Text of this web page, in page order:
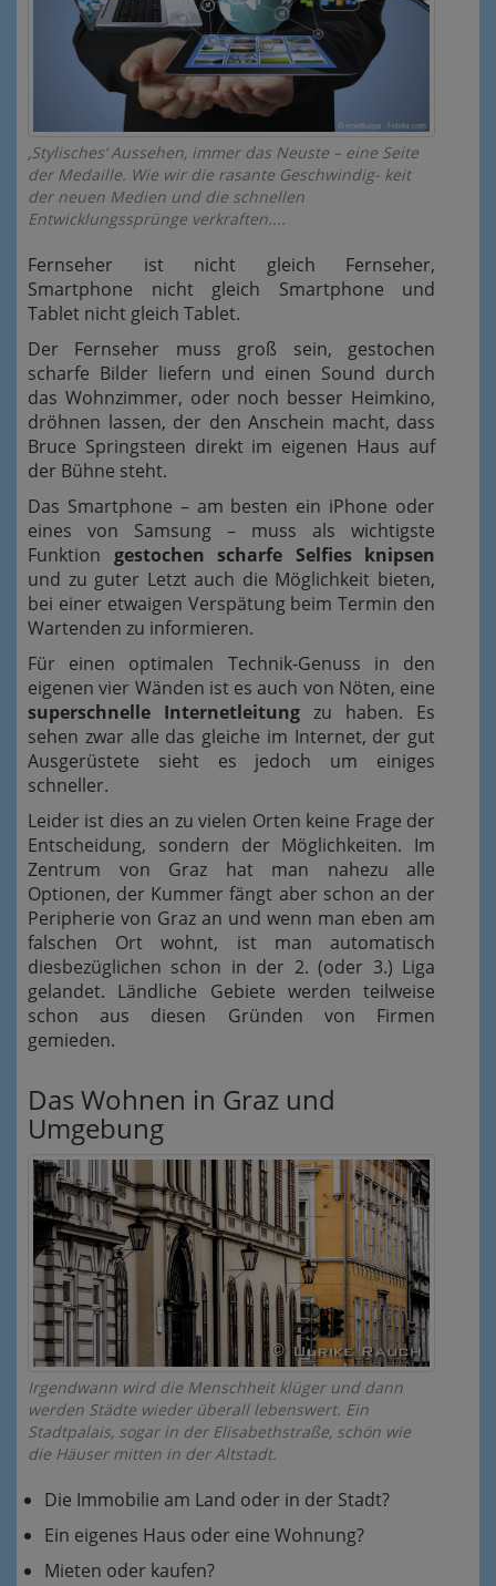
‚Stylisches‘ Aussehen, immer das Neuste – eine Seite
der Medaille. Wie wir die rasante Geschwindig- keit
der neuen Medien und die schnellen
Entwicklungssprünge verkraften....
Fernseher ist nicht gleich Fernseher,
Smartphone nicht gleich Smartphone und
Tablet nicht gleich Tablet.
Der Fernseher muss groß sein, gestochen
scharfe Bilder liefern und einen Sound durch
das Wohnzimmer, oder noch besser Heimkino,
dröhnen lassen, der den Anschein macht, dass
Bruce Springsteen direkt im eigenen Haus auf
der Bühne steht.
Das Smartphone – am besten ein iPhone oder
eines von Samsung – muss als wichtigste
Funktion gestochen scharfe Selfies knipsen
und zu guter Letzt auch die Möglichkeit bieten,
bei einer etwaigen Verspätung beim Termin den
Wartenden zu informieren.
Für einen optimalen Technik-Genuss in den
eigenen vier Wänden ist es auch von Nöten, eine
superschnelle Internetleitung zu haben. Es
sehen zwar alle das gleiche im Internet, der gut
Ausgerüstete sieht es jedoch um einiges
schneller.
Leider ist dies an zu vielen Orten keine Frage der
Entscheidung, sondern der Möglichkeiten. Im
Zentrum von Graz hat man nahezu alle
Optionen, der Kummer fängt aber schon an der
Peripherie von Graz an und wenn man eben am
falschen Ort wohnt, ist man automatisch
diesbezüglichen schon in der 2. (oder 3.) Liga
gelandet. Ländliche Gebiete werden teilweise
schon aus diesen Gründen von Firmen
gemieden.
Das Wohnen in Graz und
Umgebung
Irgendwann wird die Menschheit klüger und dann
werden Städte wieder überall lebenswert. Ein
Stadtpalais, sogar in der Elisabethstraße, schön wie
die Häuser mitten in der Altstadt.
Die Immobilie am Land oder in der Stadt?
Ein eigenes Haus oder eine Wohnung?
Mieten oder kaufen?